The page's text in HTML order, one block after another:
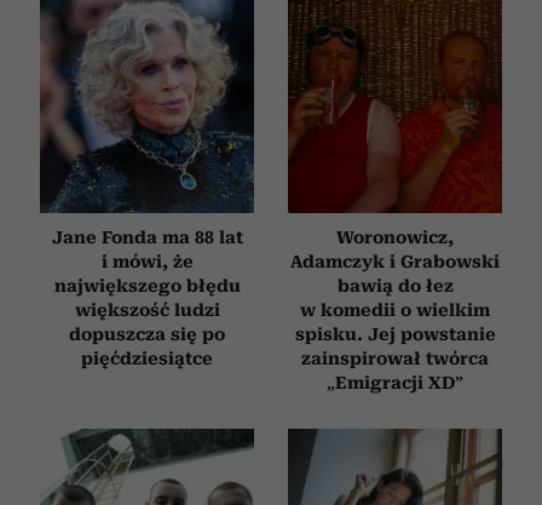
Jane Fonda ma 88 lat
i mówi, że
największego błędu
większość ludzi
dopuszcza się po
pięćdziesiątce
Woronowicz,
Adamczyk i Grabowski
bawią do łez
w komedii o wielkim
spisku. Jej powstanie
zainspirował twórca
„Emigracji XD”